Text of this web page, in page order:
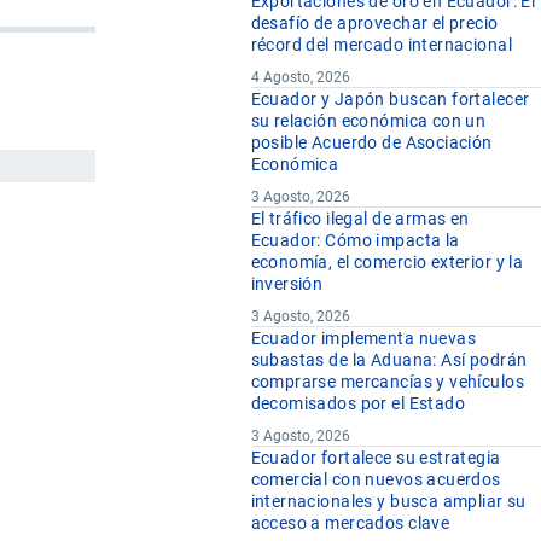
desafío de aprovechar el precio
récord del mercado internacional
4 Agosto, 2026
Ecuador y Japón buscan fortalecer
su relación económica con un
posible Acuerdo de Asociación
Económica
3 Agosto, 2026
El tráfico ilegal de armas en
Ecuador: Cómo impacta la
economía, el comercio exterior y la
inversión
3 Agosto, 2026
Ecuador implementa nuevas
subastas de la Aduana: Así podrán
comprarse mercancías y vehículos
decomisados por el Estado
3 Agosto, 2026
Ecuador fortalece su estrategia
comercial con nuevos acuerdos
internacionales y busca ampliar su
acceso a mercados clave